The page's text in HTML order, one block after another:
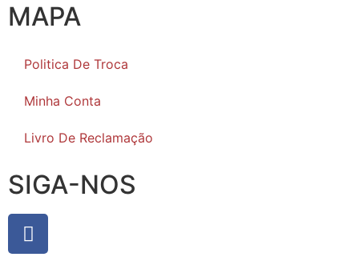
MAPA
Politica De Troca
Minha Conta
Livro De Reclamação
SIGA-NOS